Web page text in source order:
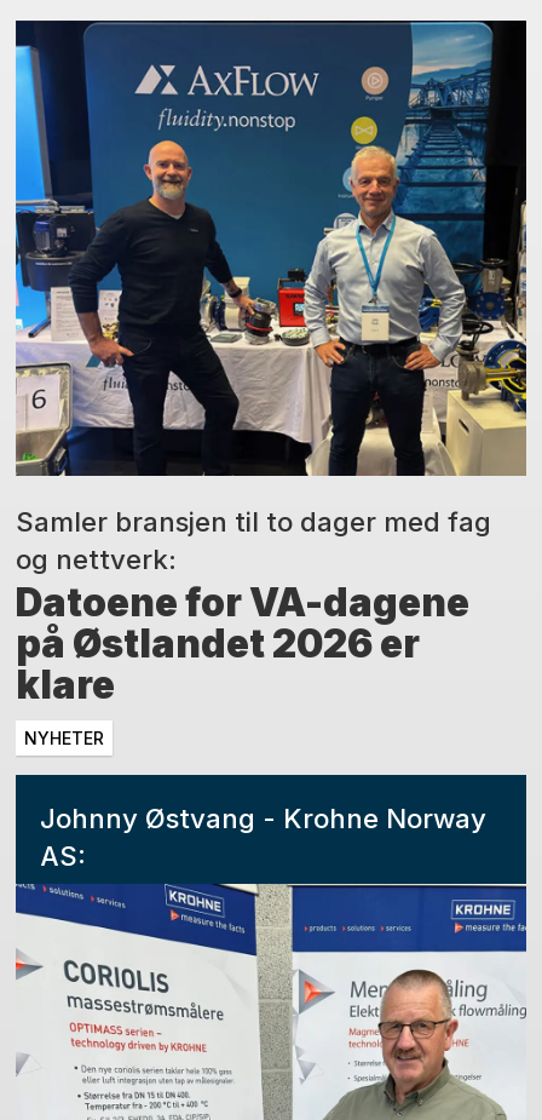
Samler bransjen til to dager med fag
og nettverk:
Datoene for VA-dagene
på Østlandet 2026 er
klare
NYHETER
Johnny Østvang - Krohne Norway
AS: